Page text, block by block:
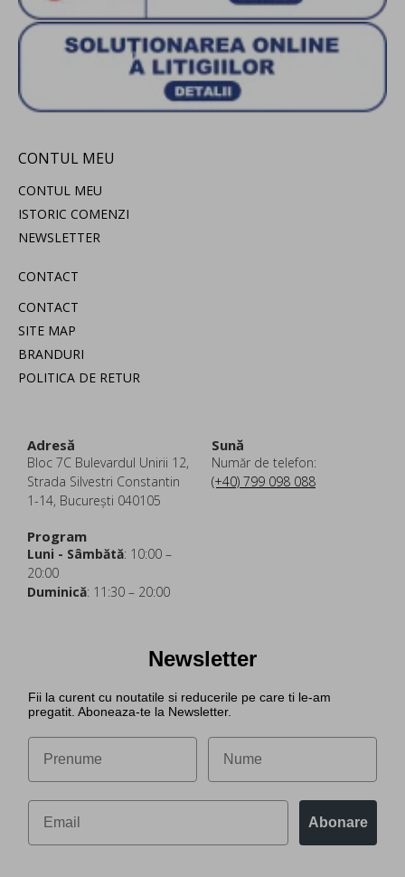
CONTUL MEU
CONTUL MEU
ISTORIC COMENZI
NEWSLETTER
CONTACT
CONTACT
SITE MAP
BRANDURI
POLITICA DE RETUR
Adresă
Bloc 7C Bulevardul Unirii 12,
Strada Silvestri Constantin
1-14, București 040105
Sună
Număr de telefon:
(+40) 799 098 088
Program
Luni - Sâmbătă: 10:00 –
20:00
Duminică: 11:30 – 20:00
Newsletter
Fii la curent cu noutatile si reducerile pe care ti le-am
pregatit. Aboneaza-te la Newsletter.
Abonare